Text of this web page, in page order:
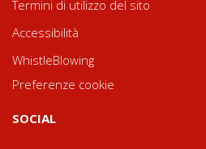
Termini di utilizzo del sito
Accessibilità
WhistleBlowing
Preferenze cookie
SOCIAL